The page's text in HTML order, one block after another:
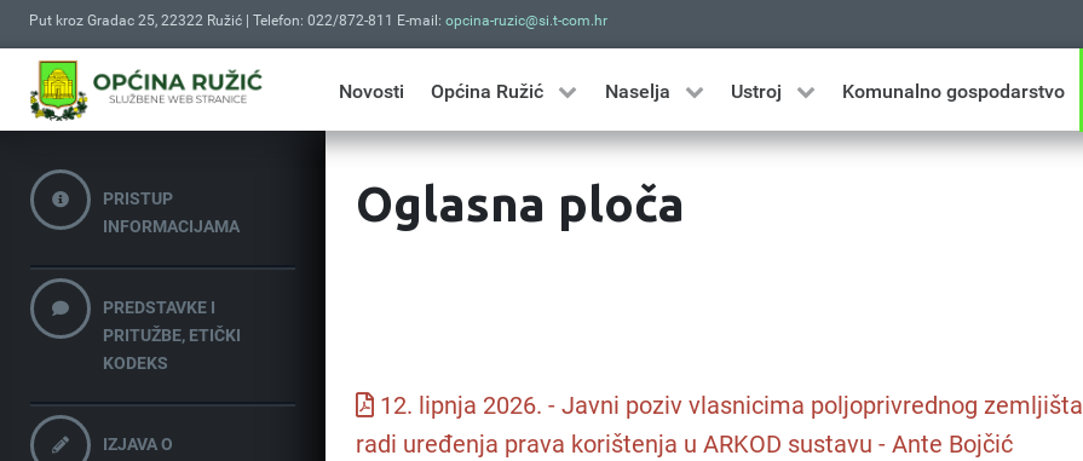
Put kroz Gradac 25, 22322 Ružić | Telefon: 022/872-811 E-mail: opcina-ruzic@si.t-com.hr
Novosti Općina Ružić Naselja Ustroj Komunalno gospodarstvo
PRISTUP
INFORMACIJAMA
PREDSTAVKE I
PRITUŽBE, ETIČKI
KODEKS
IZJAVA O
Oglasna ploča
12. lipnja 2026. - Javni poziv vlasnicima poljoprivrednog zemljišta
radi uređenja prava korištenja u ARKOD sustavu - Ante Bojčić